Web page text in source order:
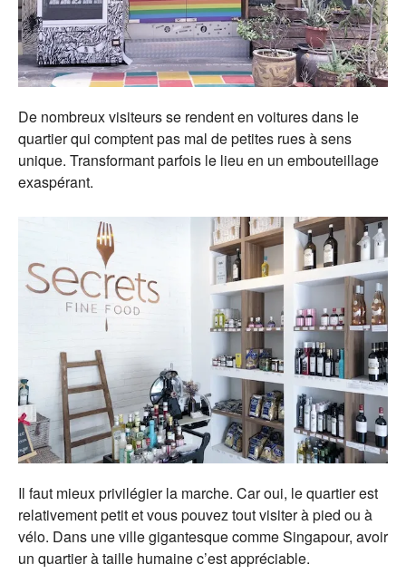
De nombreux visiteurs se rendent en voitures dans le
quartier qui comptent pas mal de petites rues à sens
unique. Transformant parfois le lieu en un embouteillage
exaspérant.
Il faut mieux privilégier la marche. Car oui, le quartier est
relativement petit et vous pouvez tout visiter à pied ou à
vélo. Dans une ville gigantesque comme Singapour, avoir
un quartier à taille humaine c’est appréciable.